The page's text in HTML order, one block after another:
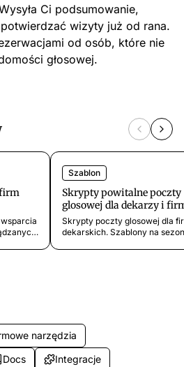
Ci podsumowanie,
wizyty już od rana.
od osób, które nie
głosowej.
Szablon
Skrypty powitalne poczty
glosowej dla dekarzy i
dekarskich
Skrypty poczty glosowej dla
dekarskich. Szablony na sezon
narzędzia
Docs Integracje